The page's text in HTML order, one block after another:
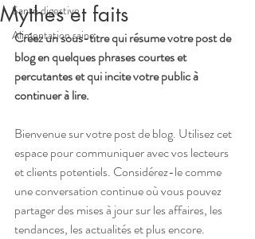
Santé digestive
Alimentation saine
Mythes et faits
Créez un sous-titre qui résume votre post de
blog en quelques phrases courtes et
percutantes et qui incite votre public à
continuer à lire.
Bienvenue sur votre post de blog. Utilisez cet
espace pour communiquer avec vos lecteurs
et clients potentiels. Considérez-le comme
une conversation continue où vous pouvez
partager des mises à jour sur les affaires, les
tendances, les actualités et plus encore.